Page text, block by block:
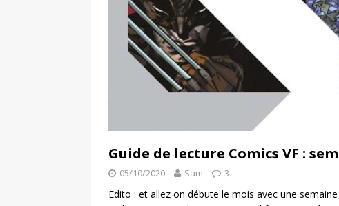
Guide de lecture Comics VF :
05/10/2020 Sam 3
Edito : et allez on débute le mois avec une